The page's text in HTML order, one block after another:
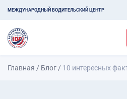
МЕЖДУНАРОДНЫЙ ВОДИТЕЛЬСКИЙ ЦЕНТР
Главная / Блог / 10 интересных